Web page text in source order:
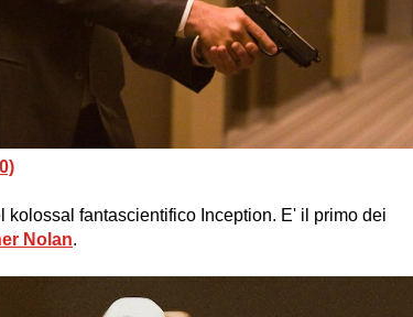
kolossal fantascientifico Inception. E' il primo dei
Nolan.